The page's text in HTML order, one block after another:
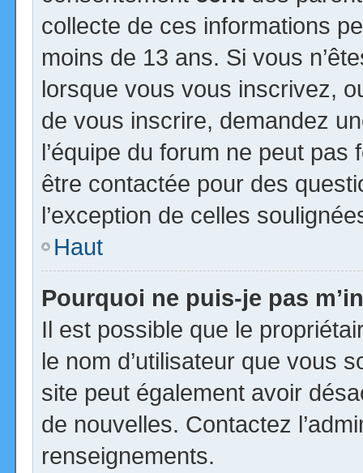
collecte de ces informations
moins de 13 ans. Si vous
lorsque vous vous inscrivez,
de vous inscrire, demandez
l’équipe du forum ne peut
être contactée pour des
l’exception de celles
Haut
Pourquoi ne puis-je pas
Il est possible que le
le nom d’utilisateur que vous
site peut également avoir
de nouvelles. Contactez
renseignements.